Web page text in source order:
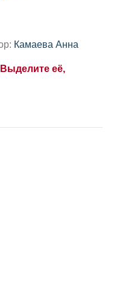
Камаева Анна
её,